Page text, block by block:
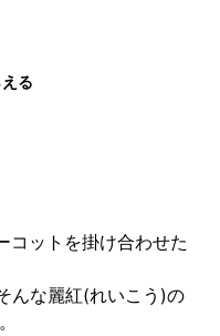
る
コットを掛け合わせた
んな麗紅(れいこう)の